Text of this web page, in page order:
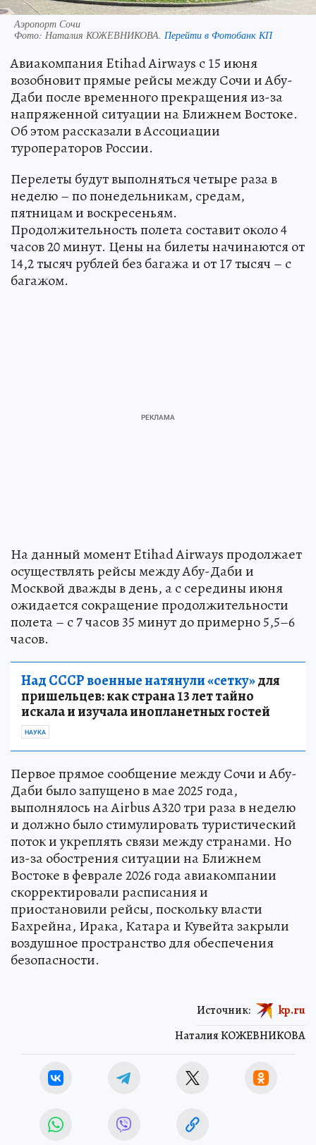
Аэропорт Сочи
Фото: Наталия КОЖЕВНИКОВА. Перейти в Фотобанк КП
Авиакомпания Etihad Airways с 15 июня
возобновит прямые рейсы между Сочи и Абу-
Даби после временного прекращения из-за
напряженной ситуации на Ближнем Востоке.
Об этом рассказали в Ассоциации
туроператоров России.
Перелеты будут выполняться четыре раза в
неделю – по понедельникам, средам,
пятницам и воскресеньям.
Продолжительность полета составит около 4
часов 20 минут. Цены на билеты начинаются от
14,2 тысяч рублей без багажа и от 17 тысяч – с
багажом.
На данный момент Etihad Airways продолжает
осуществлять рейсы между Абу-Даби и
Москвой дважды в день, а с середины июня
ожидается сокращение продолжительности
полета – с 7 часов 35 минут до примерно 5,5–6
часов.
Над СССР военные натянули «сетку»для
пришельцев: как страна 13 лет тайно
искала и изучала инопланетных гостей
НАУКА
Первое прямое сообщение между Сочи и Абу-
Даби было запущено в мае 2025 года,
выполнялось на Airbus A320 три раза в неделю
и должно было стимулировать туристический
поток и укреплять связи между странами. Но
из-за обострения ситуации на Ближнем
Востоке в феврале 2026 года авиакомпании
скорректировали расписания и
приостановили рейсы, поскольку власти
Бахрейна, Ирака, Катара и Кувейта закрыли
воздушное пространство для обеспечения
безопасности.
Наталия КОЖЕВНИКОВА
Источник: kp.ru